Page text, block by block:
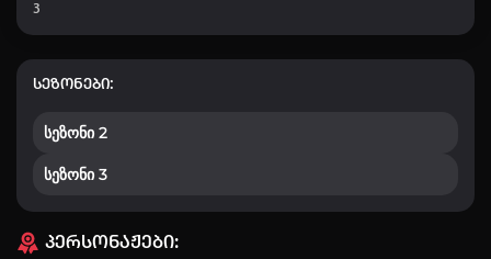
3
სეზონები:
სეზონი 2
სეზონი 3
პერსონაჟები: